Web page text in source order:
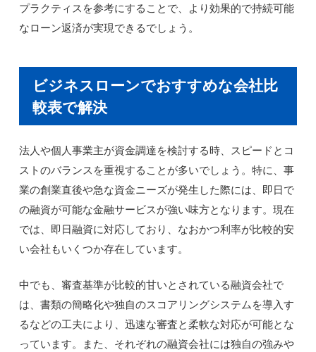
プラクティスを参考にすることで、より効果的で持続可能
なローン返済が実現できるでしょう。
ビジネスローンでおすすめな会社比
較表で解決
法人や個人事業主が資金調達を検討する時、スピードとコ
ストのバランスを重視することが多いでしょう。特に、事
業の創業直後や急な資金ニーズが発生した際には、即日で
の融資が可能な金融サービスが強い味方となります。現在
では、即日融資に対応しており、なおかつ利率が比較的安
い会社もいくつか存在しています。
中でも、審査基準が比較的甘いとされている融資会社で
は、書類の簡略化や独自のスコアリングシステムを導入す
るなどの工夫により、迅速な審査と柔軟な対応が可能とな
っています。また、それぞれの融資会社には独自の強みや